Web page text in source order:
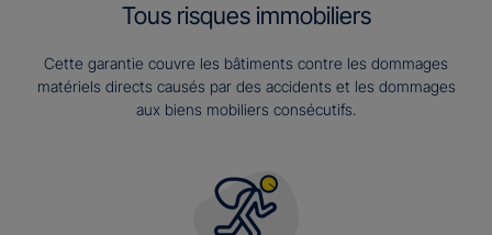
Tous risques immobiliers
Cette garantie couvre les bâtiments contre les dommages
matériels directs causés par des accidents et les dommages
aux biens mobiliers consécutifs.